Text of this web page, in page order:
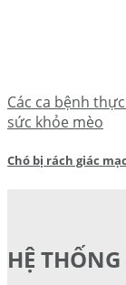
Các ca bệnh
sức khỏe mèo
Chó bị rách giác
HỆ